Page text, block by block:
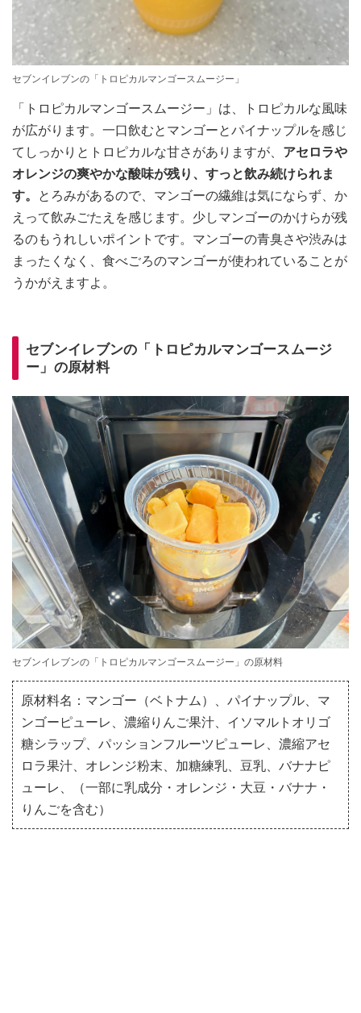
セブンイレブンの「トロピカルマンゴースムージー」
「トロピカルマンゴースムージー」は、トロピカルな風味
が広がります。一口飲むとマンゴーとパイナップルを感じ
てしっかりとトロピカルな甘さがありますが、 アセロラや
オレンジの爽やかな酸味が残り、すっと飲み続けられま
す。
とろみがあるので、マンゴーの繊維は気にならず、か
えって飲みごたえを感じます。少しマンゴーのかけらが残
るのもうれしいポイントです。マンゴーの青臭さや渋みは
まったくなく、食べごろのマンゴーが使われていることが
うかがえますよ。
セブンイレブンの「トロピカルマンゴースムージ
ー」の原材料
セブンイレブンの「トロピカルマンゴースムージー」の原材料
原材料名：マンゴー（ベトナム）、パイナップル、マ
ンゴーピューレ、濃縮りんご果汁、イソマルトオリゴ
糖シラップ、パッションフルーツピューレ、濃縮アセ
ロラ果汁、オレンジ粉末、加糖練乳、豆乳、バナナピ
ューレ、（一部に乳成分・オレンジ・大豆・バナナ・
りんごを含む）